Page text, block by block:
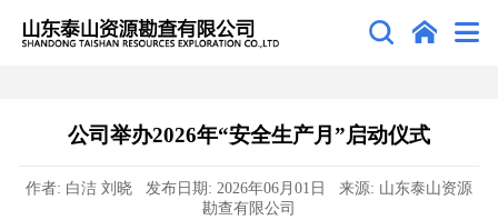
公司举办2026年“安全生产月”启动仪式
作者: 白洁 刘晓 发布日期: 2026年06月01日 来源: 山东泰山资源
勘查有限公司